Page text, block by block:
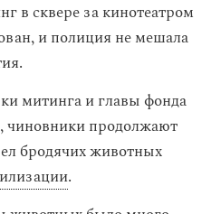
в сквере за кинотеатром
и полиция не мешала
митинга и главы фонда
продолжают
бродячих животных
.